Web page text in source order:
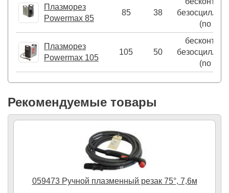
Плазморез
Powermax 85
85 38
(no HF)
Плазморез
Powermax 105
105 50
(no HF)
Рекомендуемые товары
059473 Ручной плазменный резак 75°, 7,6м